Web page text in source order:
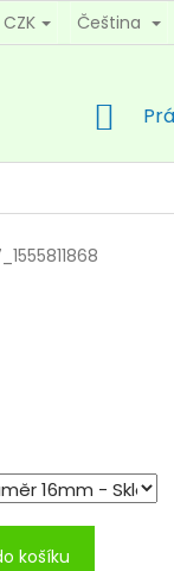
ÚDAJŮ
CZK Čeština
košíku